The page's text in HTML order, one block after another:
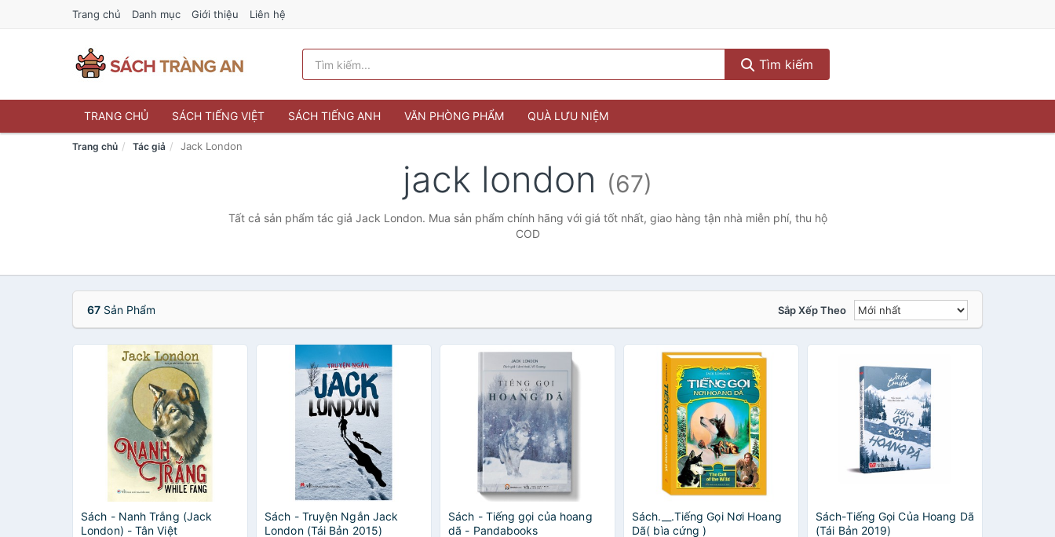
Trang chủ Danh mục Giới thiệu Liên hệ
Tìm kiếm
TRANG CHỦ SÁCH TIẾNG VIỆT SÁCH TIẾNG ANH VĂN PHÒNG PHẨM QUÀ LƯU NIỆM
Trang chủ Tác giả Jack London
jack london (67)
Tất cả sản phẩm tác giả Jack London. Mua sản phẩm chính hãng với giá tốt nhất, giao hàng tận nhà miễn phí, thu hộ
COD
67 Sản Phẩm Sắp Xếp Theo
Sách - Nanh Trắng (Jack
London) - Tân Việt
Sách - Truyện Ngắn Jack
London (Tái Bản 2015)
Sách - Tiếng gọi của hoang
dã - Pandabooks
Sách.__.Tiếng Gọi Nơi Hoang
Dã( bìa cứng )
Sách-Tiếng Gọi Của Hoang Dã
(Tái Bản 2019)